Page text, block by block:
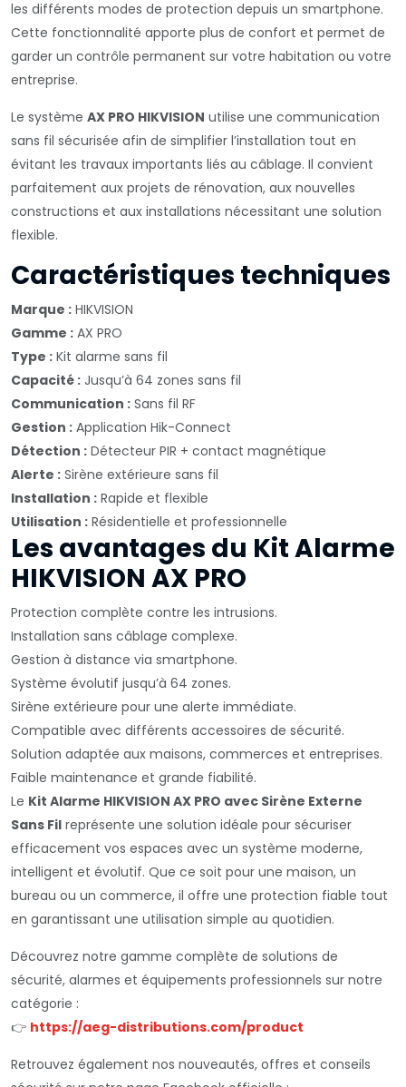
les différents modes de protection depuis un smartphone.
Cette fonctionnalité apporte plus de confort et permet de
garder un contrôle permanent sur votre habitation ou votre
entreprise.
Le système AX PRO HIKVISION utilise une communication
sans fil sécurisée afin de simplifier l’installation tout en
évitant les travaux importants liés au câblage. Il convient
parfaitement aux projets de rénovation, aux nouvelles
constructions et aux installations nécessitant une solution
flexible.
Caractéristiques techniques
Marque : HIKVISION
Gamme : AX PRO
Type : Kit alarme sans fil
Capacité : Jusqu’à 64 zones sans fil
Communication : Sans fil RF
Gestion : Application Hik-Connect
Détection : Détecteur PIR + contact magnétique
Alerte : Sirène extérieure sans fil
Installation : Rapide et flexible
Utilisation : Résidentielle et professionnelle
Les avantages du Kit Alarme
HIKVISION AX PRO
Protection complète contre les intrusions.
Installation sans câblage complexe.
Gestion à distance via smartphone.
Système évolutif jusqu’à 64 zones.
Sirène extérieure pour une alerte immédiate.
Compatible avec différents accessoires de sécurité.
Solution adaptée aux maisons, commerces et entreprises.
Faible maintenance et grande fiabilité.
Le Kit Alarme HIKVISION AX PRO avec Sirène Externe
Sans Fil représente une solution idéale pour sécuriser
efficacement vos espaces avec un système moderne,
intelligent et évolutif. Que ce soit pour une maison, un
bureau ou un commerce, il offre une protection fiable tout
en garantissant une utilisation simple au quotidien.
Découvrez notre gamme complète de solutions de
sécurité, alarmes et équipements professionnels sur notre
catégorie :
👉 https://aeg-distributions.com/product
Retrouvez également nos nouveautés, offres et conseils